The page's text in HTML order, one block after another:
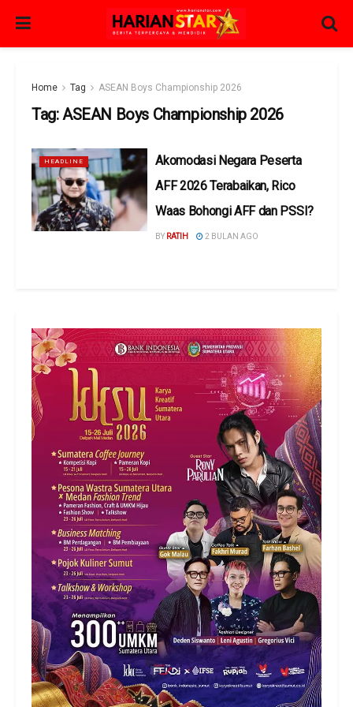
Home Tag ASEAN Boys Championship 2026
Tag:ASEAN Boys Championship 2026
HEADLINE
Akomodasi Negara Peserta
AFF 2026 Terabaikan, Rico
Waas Bohongi AFF dan PSSI?
BY RATIH 2 BULAN AGO